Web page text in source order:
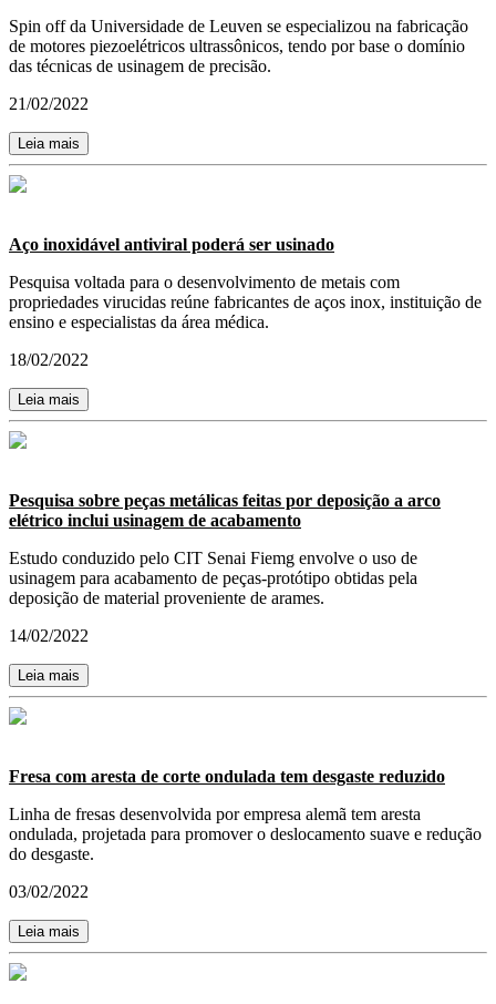
Spin off da Universidade de Leuven se especializou na fabricação
de motores piezoelétricos ultrassônicos, tendo por base o domínio
das técnicas de usinagem de precisão.
21/02/2022
Leia mais
Aço inoxidável antiviral poderá ser usinado
Pesquisa voltada para o desenvolvimento de metais com
propriedades virucidas reúne fabricantes de aços inox, instituição de
ensino e especialistas da área médica.
18/02/2022
Leia mais
Pesquisa sobre peças metálicas feitas por deposição a arco
elétrico inclui usinagem de acabamento
Estudo conduzido pelo CIT Senai Fiemg envolve o uso de
usinagem para acabamento de peças-protótipo obtidas pela
deposição de material proveniente de arames.
14/02/2022
Leia mais
Fresa com aresta de corte ondulada tem desgaste reduzido
Linha de fresas desenvolvida por empresa alemã tem aresta
ondulada, projetada para promover o deslocamento suave e redução
do desgaste.
03/02/2022
Leia mais